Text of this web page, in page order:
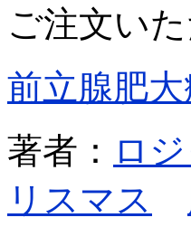
ご注文い
前立腺肥
著者： ロ
リスマス